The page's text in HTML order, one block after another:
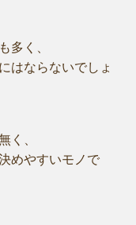
多く、
はならないでしょ
く、
めやすいモノで